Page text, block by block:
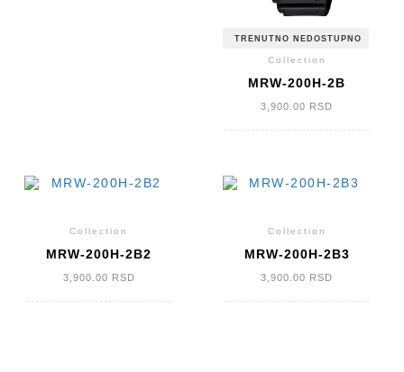
TRENUTNO NEDOSTUPNO
Collection
MRW-200H-2B
3,900.00 RSD
Collection
MRW-200H-2B2
3,900.00 RSD
Collection
MRW-200H-2B3
3,900.00 RSD